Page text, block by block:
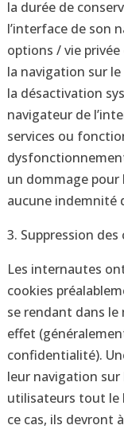
la durée de
l’interface de son
options / vie
la navigation sur
la désactivation
navigateur de
services ou
un dommage pour
aucune indemnité
3. Suppression des
Les internautes
cookies
se rendant dans
effet
confidentialité).
leur navigation
utilisateurs tout le
ce cas, ils devront